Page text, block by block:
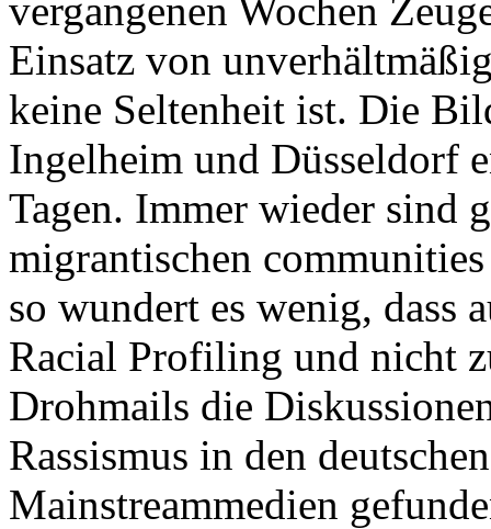
vergangenen Wochen
Einsatz von
keine Seltenheit ist. Die
Ingelheim und Düsseldorf
Tagen. Immer wieder sind
migrantischen
so wundert es wenig, dass
Racial Profiling und nicht
Drohmails die
Rassismus in den
Mainstreammedien